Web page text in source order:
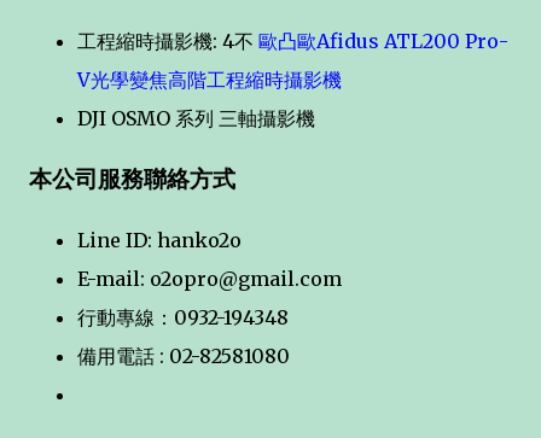
工程縮時攝影機: 4不 歐凸歐Afidus ATL200 Pro-
V光學變焦高階工程縮時攝影機
DJI OSMO 系列 三軸攝影機
本公司服務聯絡方式
Line ID: hanko2o
E-mail: o2opro@gmail.com
行動專線：0932-194348
備用電話 : 02-82581080